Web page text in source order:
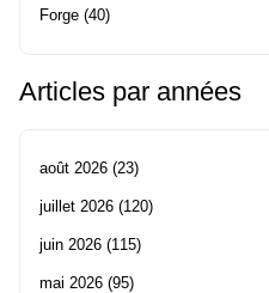
Forge (40)
Articles par années
août 2026 (23)
juillet 2026 (120)
juin 2026 (115)
mai 2026 (95)